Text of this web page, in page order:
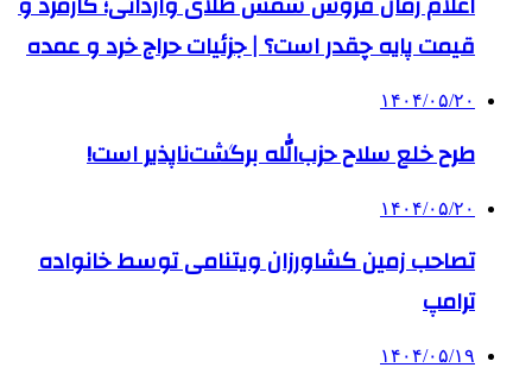
قیمت پایه چقدر است؟ | جزئیات حراج خرد و عمده
۱۴۰۴/۰۵/۲۰
طرح خلع سلاح حزب‌الله برگشت‌ناپذیر است!
۱۴۰۴/۰۵/۲۰
تصاحب زمین کشاورزان ویتنامی توسط خانواده
ترامپ
۱۴۰۴/۰۵/۱۹